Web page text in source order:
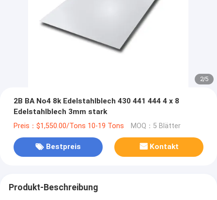
2/5
2B BA No4 8k Edelstahlblech 430 441 444 4 x 8
Edelstahlblech 3mm stark
Preis：$1,550.00/Tons 10-19 Tons MOQ：5 Blätter
Bestpreis Kontakt
Produkt-Beschreibung